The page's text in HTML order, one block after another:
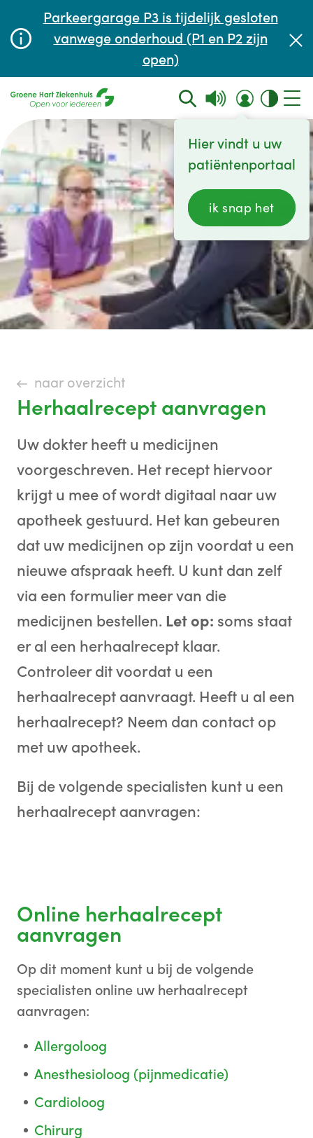
Parkeergarage P3 is tijdelijk gesloten
vanwege onderhoud (P1 en P2 zijn
open)
Hier vindt u uw
patiëntenportaal
ik snap het
Wachttijden
naar overzicht
Herhaalrecept aanvragen
Uw dokter heeft u medicijnen
voorgeschreven. Het recept hiervoor
krijgt u mee of wordt digitaal naar uw
apotheek gestuurd. Het kan gebeuren
dat uw medicijnen op zijn voordat u een
nieuwe afspraak heeft. U kunt dan zelf
via een formulier meer van die
medicijnen bestellen. Let op: soms staat
er al een herhaalrecept klaar.
Controleer dit voordat u een
herhaalrecept aanvraagt. Heeft u al een
herhaalrecept? Neem dan contact op
met uw apotheek.
Bij de volgende specialisten kunt u een
herhaalrecept aanvragen:
Online herhaalrecept
aanvragen
Op dit moment kunt u bij de volgende
specialisten online uw herhaalrecept
aanvragen:
Allergoloog
Anesthesioloog (pijnmedicatie)
Cardioloog
Chirurg